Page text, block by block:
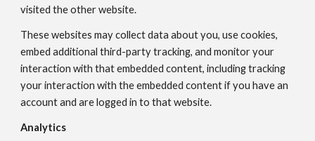
visited the other website.
These websites may collect data about you, use cookies,
embed additional third-party tracking, and monitor your
interaction with that embedded content, including tracking
your interaction with the embedded content if you have an
account and are logged in to that website.
Analytics